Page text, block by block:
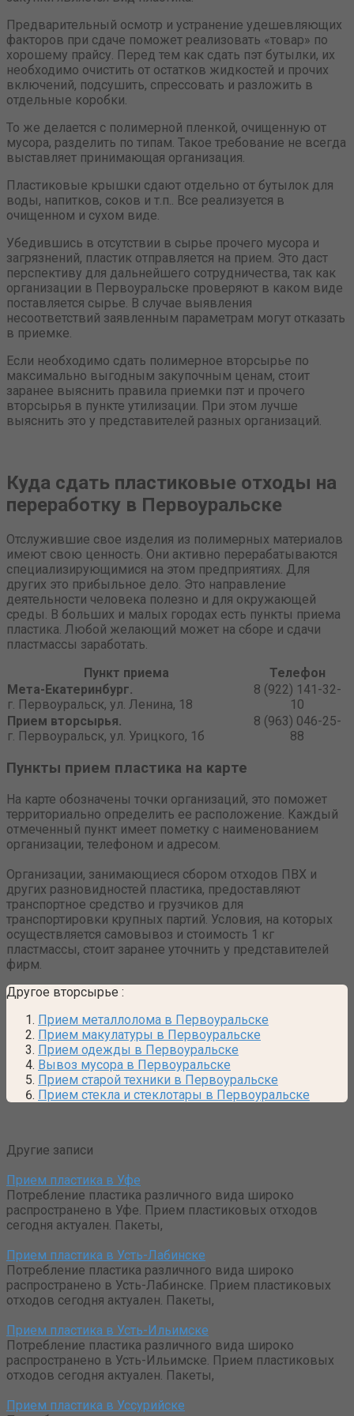
Предварительный осмотр и устранение удешевляющих
факторов при сдаче поможет реализовать «товар» по
хорошему прайсу. Перед тем как сдать пэт бутылки, их
необходимо очистить от остатков жидкостей и прочих
включений, подсушить, спрессовать и разложить в
отдельные коробки.
То же делается с полимерной пленкой, очищенную от
мусора, разделить по типам. Такое требование не всегда
выставляет принимающая организация.
Пластиковые крышки сдают отдельно от бутылок для
воды, напитков, соков и т.п.. Все реализуется в
очищенном и сухом виде.
Убедившись в отсутствии в сырье прочего мусора и
загрязнений, пластик отправляется на прием. Это даст
перспективу для дальнейшего сотрудничества, так как
организации в Первоуральске проверяют в каком виде
поставляется сырье. В случае выявления
несоответствий заявленным параметрам могут отказать
в приемке.
Если необходимо сдать полимерное вторсырье по
максимально выгодным закупочным ценам, стоит
заранее выяснить правила приемки пэт и прочего
вторсырья в пункте утилизации. При этом лучше
выяснить это у представителей разных организаций.
Куда сдать пластиковые отходы на
переработку в Первоуральске
Отслужившие свое изделия из полимерных материалов
имеют свою ценность. Они активно перерабатываются
специализирующимися на этом предприятиях. Для
других это прибыльное дело. Это направление
деятельности человека полезно и для окружающей
среды. В больших и малых городах есть пункты приема
пластика. Любой желающий может на сборе и сдачи
пластмассы заработать.
Пункт приема
Телефон
Мета-Екатеринбург.
г. Первоуральск, ул. Ленина, 18
8 (922) 141-32-
10
Прием вторсырья.
г. Первоуральск, ул. Урицкого, 1б
8 (963) 046-25-
88
Пункты прием пластика на карте
На карте обозначены точки организаций, это поможет
территориально определить ее расположение. Каждый
отмеченный пункт имеет пометку с наименованием
организации, телефоном и адресом.
Организации, занимающиеся сбором отходов ПВХ и
других разновидностей пластика, предоставляют
транспортное средство и грузчиков для
транспортировки крупных партий. Условия, на которых
осуществляется самовывоз и стоимость 1 кг
пластмассы, стоит заранее уточнить у представителей
фирм.
Другое вторсырье :
Прием металлолома в Первоуральске
Прием макулатуры в Первоуральске
Прием одежды в Первоуральске
Вывоз мусора в Первоуральске
Прием старой техники в Первоуральске
Прием стекла и стеклотары в Первоуральске
Другие записи
Прием пластика в Уфе
Потребление пластика различного вида широко
распространено в Уфе. Прием пластиковых отходов
сегодня актуален. Пакеты,
Прием пластика в Усть-Лабинске
Потребление пластика различного вида широко
распространено в Усть-Лабинске. Прием пластиковых
отходов сегодня актуален. Пакеты,
Прием пластика в Усть-Ильимске
Потребление пластика различного вида широко
распространено в Усть-Ильимске. Прием пластиковых
отходов сегодня актуален. Пакеты,
Прием пластика в Уссурийске